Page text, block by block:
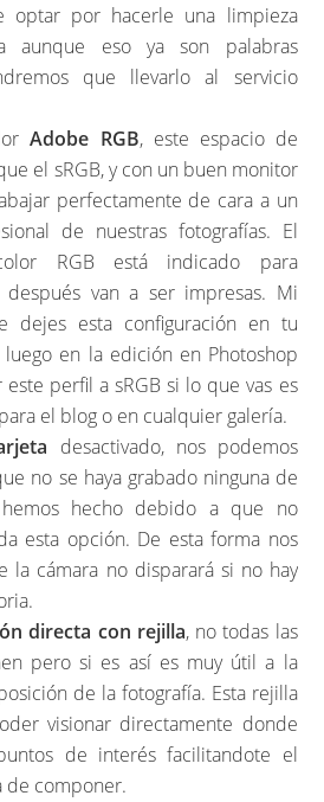
optar por hacerle una limpieza
aunque eso ya son palabras
que llevarlo al servicio
Adobe RGB, este espacio de
el sRGB, y con un buen monitor
perfectamente de cara a un
de nuestras fotografías. El
RGB está indicado para
después van a ser impresas. Mi
dejes esta configuración en tu
en la edición en Photoshop
perfil a sRGB si lo que vas es
el blog o en cualquier galería.
desactivado, nos podemos
no se haya grabado ninguna de
hecho debido a que no
esta opción. De esta forma nos
la cámara no disparará si no hay
directa con rejilla, no todas las
pero si es así es muy útil a la
de la fotografía. Esta rejilla
visionar directamente donde
de interés facilitandote el
de componer.